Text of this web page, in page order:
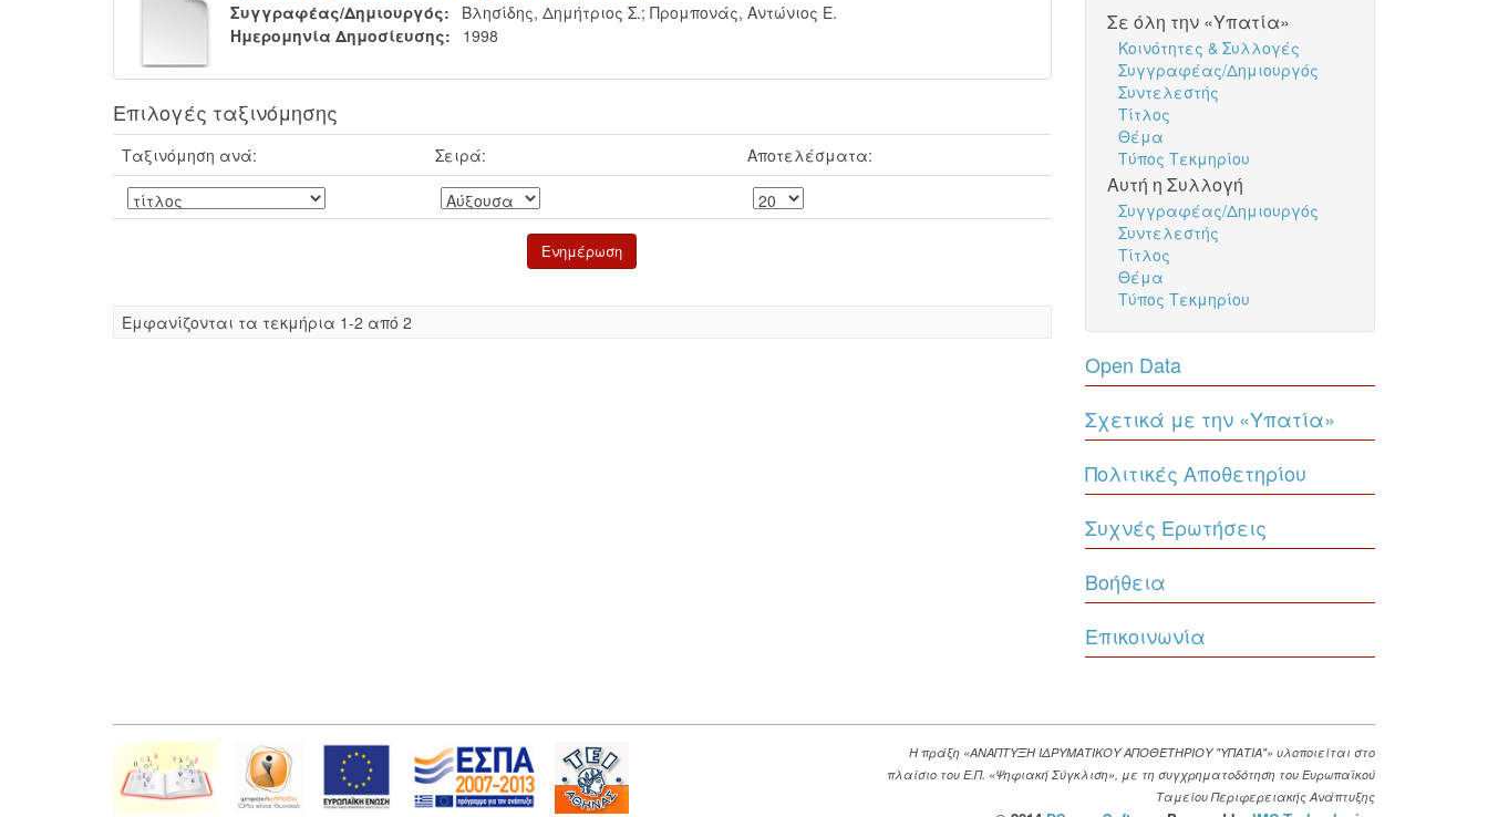
Συγγραφέας/Δημιουργός:
Βλησίδης, Δημήτριος Σ.; Προμπονάς, Αντώνιος Ε.
Ημερομηνία Δημοσίευσης:
1998
Επιλογές ταξινόμησης
Ταξινόμηση ανά: Σειρά: Αποτελέσματα:
Eμφανίζονται τα τεκμήρια 1-2 από 2
Σε όλη την «Υπατία»
Κοινότητες & Συλλογές
Συγγραφέας/Δημιουργός
Συντελεστής
Τίτλος
Θέμα
Τύπος Τεκμηρίου
Αυτή η Συλλογή
Συγγραφέας/Δημιουργός
Συντελεστής
Τίτλος
Θέμα
Τύπος Τεκμηρίου
Open Data
Σχετικά με την «Υπατία»
Πολιτικές Αποθετηρίου
Συχνές Ερωτήσεις
Βοήθεια
Επικοινωνία
Η πράξη «ΑΝΑΠΤΥΞΗ ΙΔΡΥΜΑΤΙΚΟΥ ΑΠΟΘΕΤΗΡΙΟΥ "ΥΠΑΤΙΑ"» υλοποιείται στο
πλαίσιο του Ε.Π. «Ψηφιακή Σύγκλιση», με τη συγχρηματοδότηση του Ευρωπαϊκού
Ταμείου Περιφερειακής Ανάπτυξης